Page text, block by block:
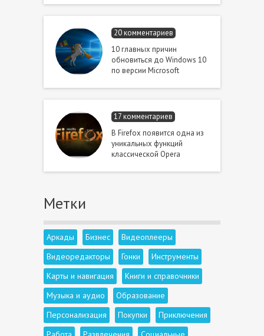
20 комментариев
10 главных причин
обновиться до Windows 10
по версии Microsoft
17 комментариев
В Firefox появится одна из
уникальных функций
классической Opera
Метки
Аркады Бизнес
Видеоплееры
Видеоредакторы
Гонки
Инструменты
Карты и навигация
Книги и справочники
Музыка и аудио
Образование
Персонализация
Покупки
Приключения